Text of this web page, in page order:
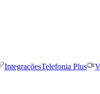
IntegraçõesTelefonia Plus